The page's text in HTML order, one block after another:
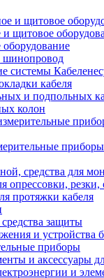
и щитовое
кабеля
и подпольных
колон
приборы
средства для
опрессовки, резки,
протяжки кабеля
защиты
и устройства
приборы
и аксессуары